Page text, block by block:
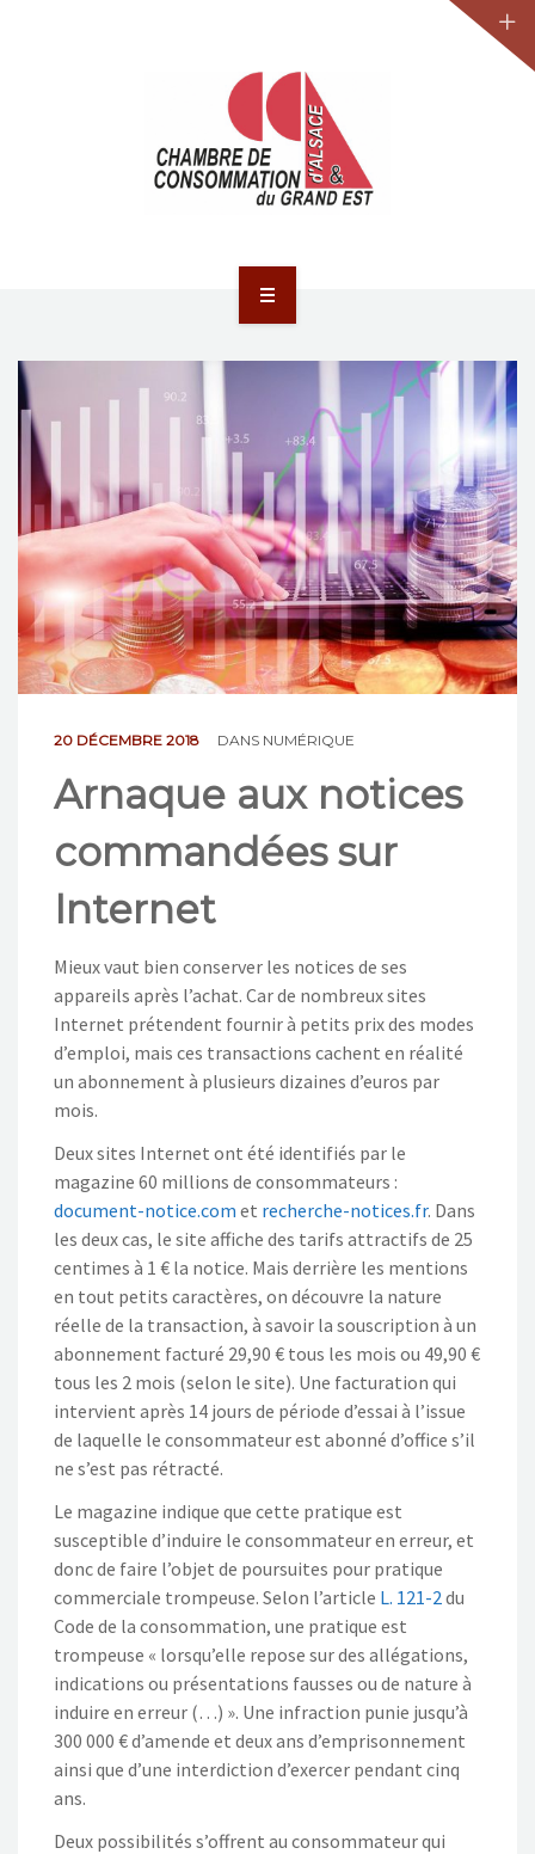
JURIDIQUE
LA CCA-GE
NOS ACTIONS
CONTACT
20 DÉCEMBRE 2018 DANS NUMÉRIQUE
Arnaque aux notices
commandées sur
Internet
Mieux vaut bien conserver les notices de ses
appareils après l’achat. Car de nombreux sites
Internet prétendent fournir à petits prix des modes
d’emploi, mais ces transactions cachent en réalité
un abonnement à plusieurs dizaines d’euros par
mois.
Deux sites Internet ont été identifiés par le
magazine 60 millions de consommateurs :
document-notice.com et recherche-notices.fr. Dans
les deux cas, le site affiche des tarifs attractifs de 25
centimes à 1 € la notice. Mais derrière les mentions
en tout petits caractères, on découvre la nature
réelle de la transaction, à savoir la souscription à un
abonnement facturé 29,90 € tous les mois ou 49,90 €
tous les 2 mois (selon le site). Une facturation qui
intervient après 14 jours de période d’essai à l’issue
de laquelle le consommateur est abonné d’office s’il
ne s’est pas rétracté.
Le magazine indique que cette pratique est
susceptible d’induire le consommateur en erreur, et
donc de faire l’objet de poursuites pour pratique
commerciale trompeuse. Selon l’article L. 121-2 du
Code de la consommation, une pratique est
trompeuse « lorsqu’elle repose sur des allégations,
indications ou présentations fausses ou de nature à
induire en erreur (…) ». Une infraction punie jusqu’à
300 000 € d’amende et deux ans d’emprisonnement
ainsi que d’une interdiction d’exercer pendant cinq
ans.
Deux possibilités s’offrent au consommateur qui